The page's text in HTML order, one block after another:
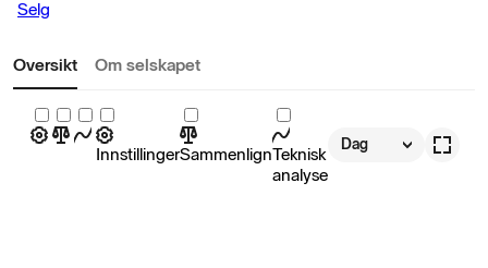
Selg
Oversikt Om selskapet
InnstillingerSammenlignTeknisk
analyse
Dag